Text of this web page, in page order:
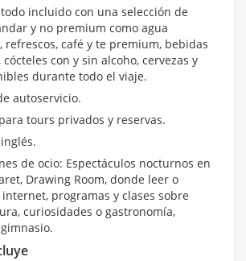
incluido con una selección de
y no premium como agua
refrescos, café y te premium, bebidas
con y sin alcoho, cervezas y
durante todo el viaje.
autoservicio.
tours privados y reservas.
de ocio: Espectáculos nocturnos en
Drawing Room, donde leer o
programas y clases sobre
curiosidades o gastronomía,